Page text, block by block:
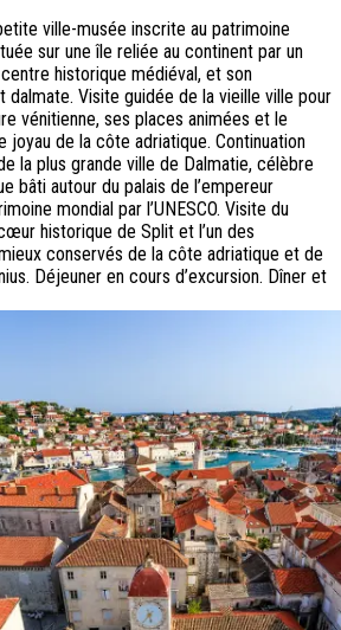
ville-musée inscrite au patrimoine
sur une île reliée au continent par un
historique médiéval, et son
dalmate. Visite guidée de la vieille ville pour
vénitienne, ses places animées et le
joyau de la côte adriatique. Continuation
la plus grande ville de Dalmatie, célèbre
bâti autour du palais de l’empereur
mondial par l’UNESCO. Visite du
historique de Split et l’un des
conservés de la côte adriatique et de
Déjeuner en cours d’excursion. Dîner et